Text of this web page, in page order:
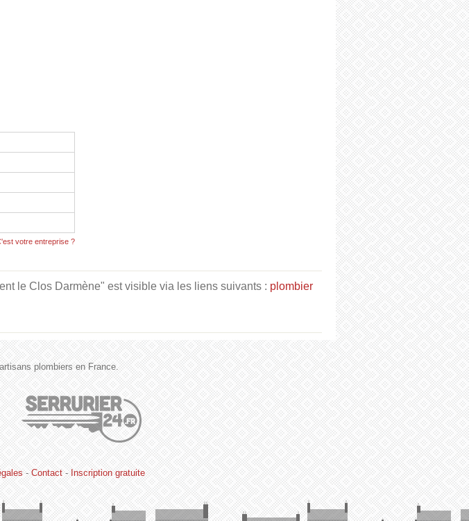
votre entreprise ?
le Clos Darmène" est visible via les liens suivants : plombier
plombiers en France.
- Contact- Inscription gratuite